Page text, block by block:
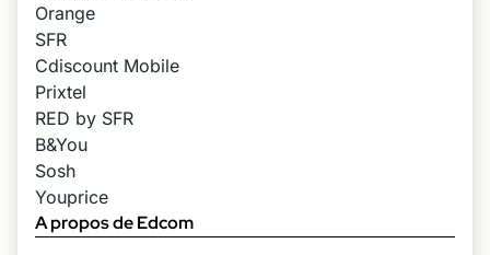
Orange
SFR
Cdiscount Mobile
Prixtel
RED by SFR
B&You
Sosh
Youprice
A propos de Edcom